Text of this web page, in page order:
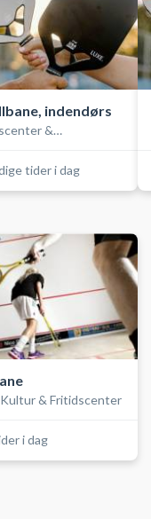
indendørs
&
tider i dag
& Fritidscenter
i dag